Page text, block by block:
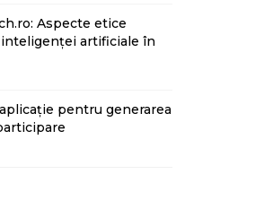
Aspecte etice
artificiale în
pentru generarea